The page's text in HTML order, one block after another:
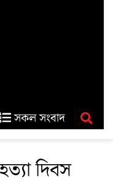
সকল সংবাদ
দিবস